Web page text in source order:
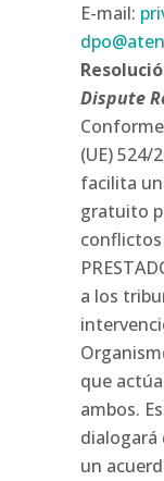
E-mail:
Dispute
(UE) 524/
facilita
gratuito
conflictos
a los
que
ambos.
dialogará
un